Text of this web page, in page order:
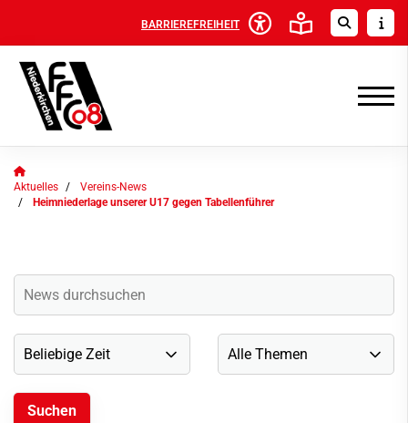
BARRIEREFREIHEIT
Aktuelles
Vereins-News
Heimniederlage unserer U17 gegen Tabellenführer